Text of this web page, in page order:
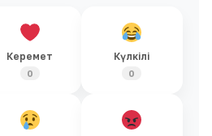
Керемет
0
Күлкілі
0